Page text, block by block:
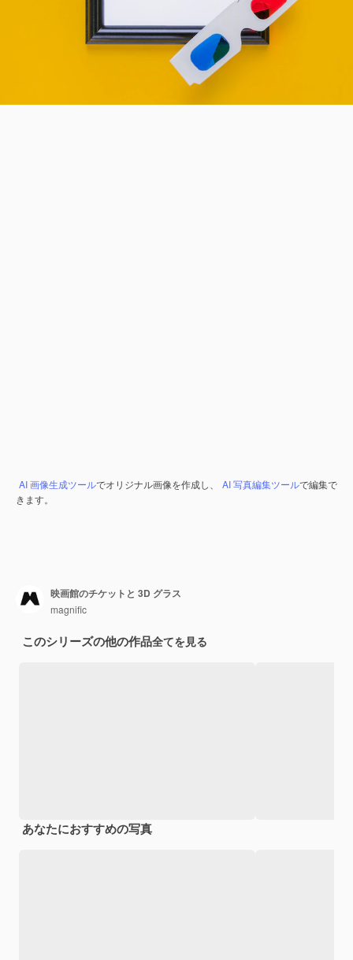
AI 画像生成ツールでオリジナル画像を作成し、 AI 写真編集ツールで編集で
きます。
映画館のチケットと 3D グラス
magnific
このシリーズの他の作品全てを見る
あなたにおすすめの写真